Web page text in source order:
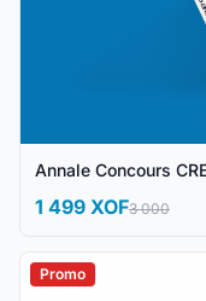
Annale Concours
1 499 XOF3 000
Promo